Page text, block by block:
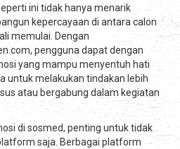
ini tidak hanya menarik
kepercayaan di antara calon
memulai. Dengan
pengguna dapat dengan
yang mampu menyentuh hati
untuk melakukan tindakan lebih
atau bergabung dalam kegiatan
di sosmed, penting untuk tidak
saja. Berbagai platform